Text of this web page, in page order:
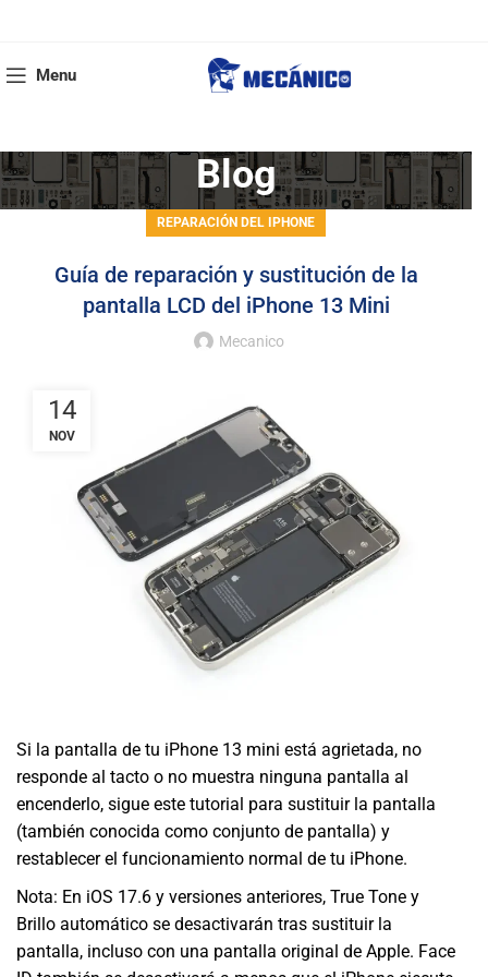
Menu
Blog
REPARACIÓN DEL IPHONE
Guía de reparación y sustitución de la
pantalla LCD del iPhone 13 Mini
Mecanico
14
NOV
Si la pantalla de tu iPhone 13 mini está agrietada, no
responde al tacto o no muestra ninguna pantalla al
encenderlo, sigue este tutorial para sustituir la pantalla
(también conocida como conjunto de pantalla) y
restablecer el funcionamiento normal de tu iPhone.
Nota: En iOS 17.6 y versiones anteriores, True Tone y
Brillo automático se desactivarán tras sustituir la
pantalla, incluso con una pantalla original de Apple. Face